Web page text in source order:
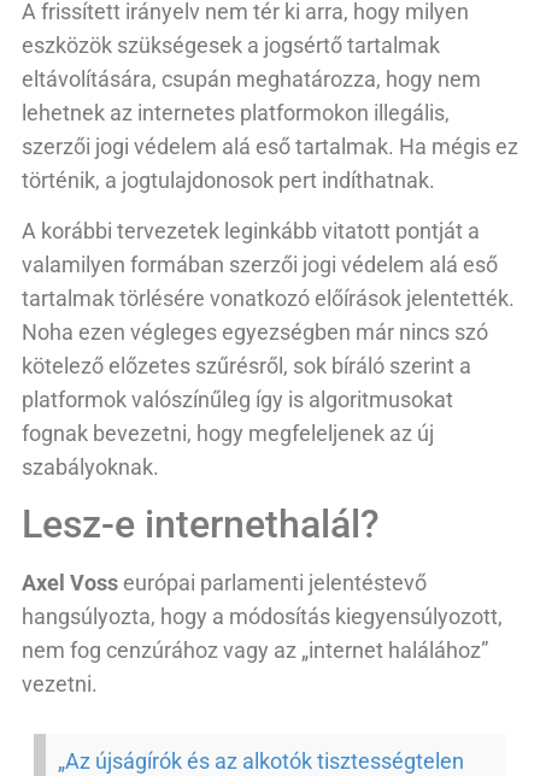
A frissített irányelv nem tér ki arra, hogy milyen
eszközök szükségesek a jogsértő tartalmak
eltávolítására, csupán meghatározza, hogy nem
lehetnek az internetes platformokon illegális,
szerzői jogi védelem alá eső tartalmak. Ha mégis ez
történik, a jogtulajdonosok pert indíthatnak.
A korábbi tervezetek leginkább vitatott pontját a
valamilyen formában szerzői jogi védelem alá eső
tartalmak törlésére vonatkozó előírások jelentették.
Noha ezen végleges egyezségben már nincs szó
kötelező előzetes szűrésről, sok bíráló szerint a
platformok valószínűleg így is algoritmusokat
fognak bevezetni, hogy megfeleljenek az új
szabályoknak.
Lesz-e internethalál?
Axel Voss európai parlamenti jelentéstevő
hangsúlyozta, hogy a módosítás kiegyensúlyozott,
nem fog cenzúrához vagy az „internet halálához”
vezetni.
„Az újságírók és az alkotók tisztességtelen